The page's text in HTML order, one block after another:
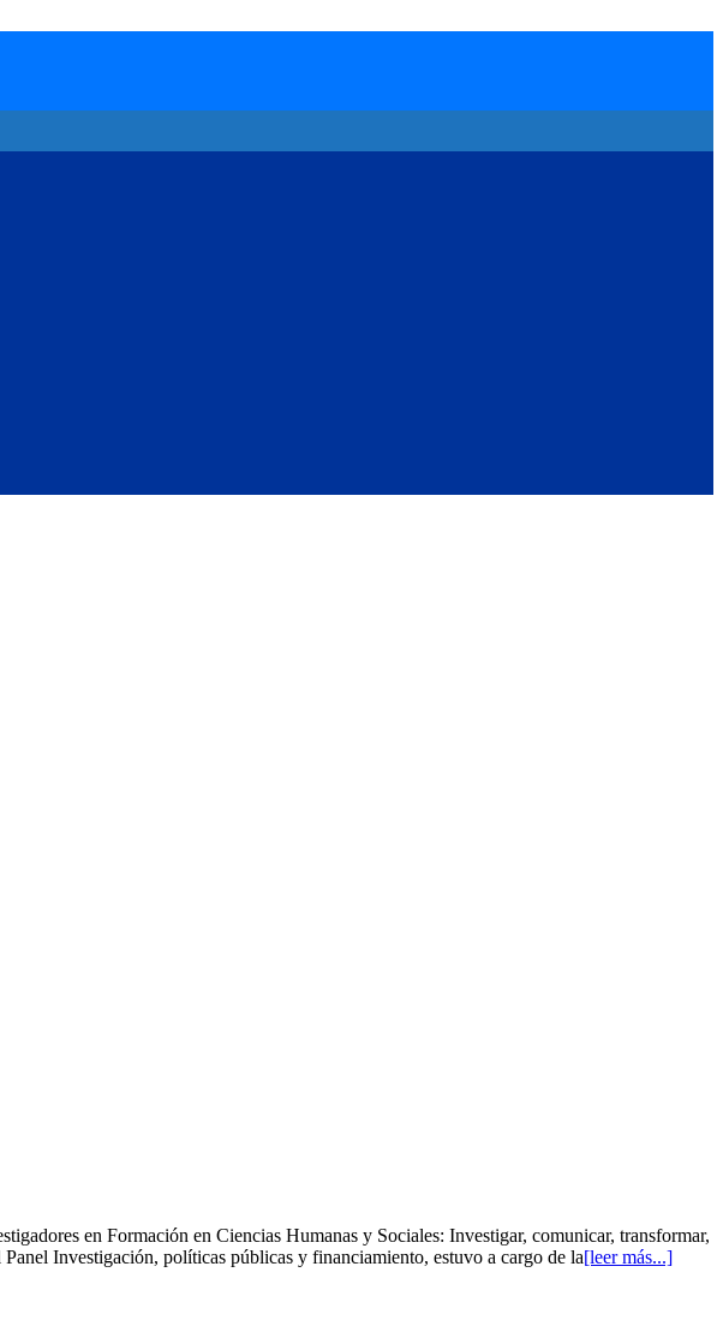
en Formación en Ciencias Humanas y Sociales: Investigar, comunicar, transformar,
Investigación, políticas públicas y financiamiento, estuvo a cargo de la[leer más...]